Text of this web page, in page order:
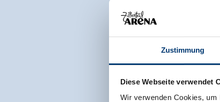
Zustimmung
Diese Webseite verwendet
Wir verwenden Cookies,